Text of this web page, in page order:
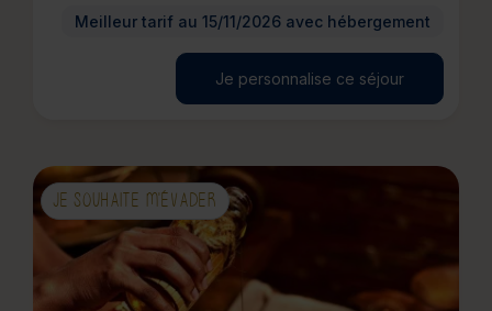
Meilleur tarif au 15/11/2026 avec hébergement
Je personnalise ce séjour
JE SOUHAITE M'ÉVADER